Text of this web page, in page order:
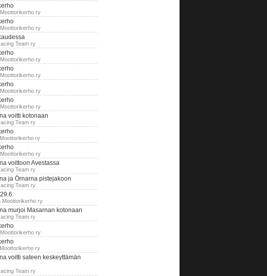
ry
ry
Team ry
ry
ry
ry
ry
voitti kotonaan
Team ry
ry
ry
voittoon Avestassa
Team ry
ja Örnarna pistejakoon
Team ry
Moottorikerho ry
murjoi Masarnan kotonaan
Team ry
ry
ry
voitti sateen keskeyttämän
Team ry